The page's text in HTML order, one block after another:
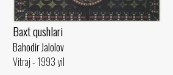
Baxt qushlari
Bahodir Jalolov
Vitraj - 1993 yil